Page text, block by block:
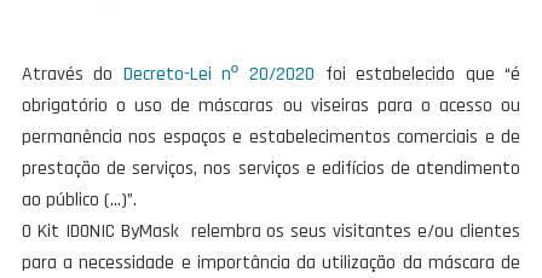
Através do Decreto-Lei nº 20/2020 foi estabelecido que “é
obrigatório o uso de máscaras ou viseiras para o acesso ou
permanência nos espaços e estabelecimentos comerciais e de
prestação de serviços, nos serviços e edifícios de atendimento
ao público (…)”.
O Kit IDONIC ByMask relembra os seus visitantes e/ou clientes
para a necessidade e importância da utilização da máscara de